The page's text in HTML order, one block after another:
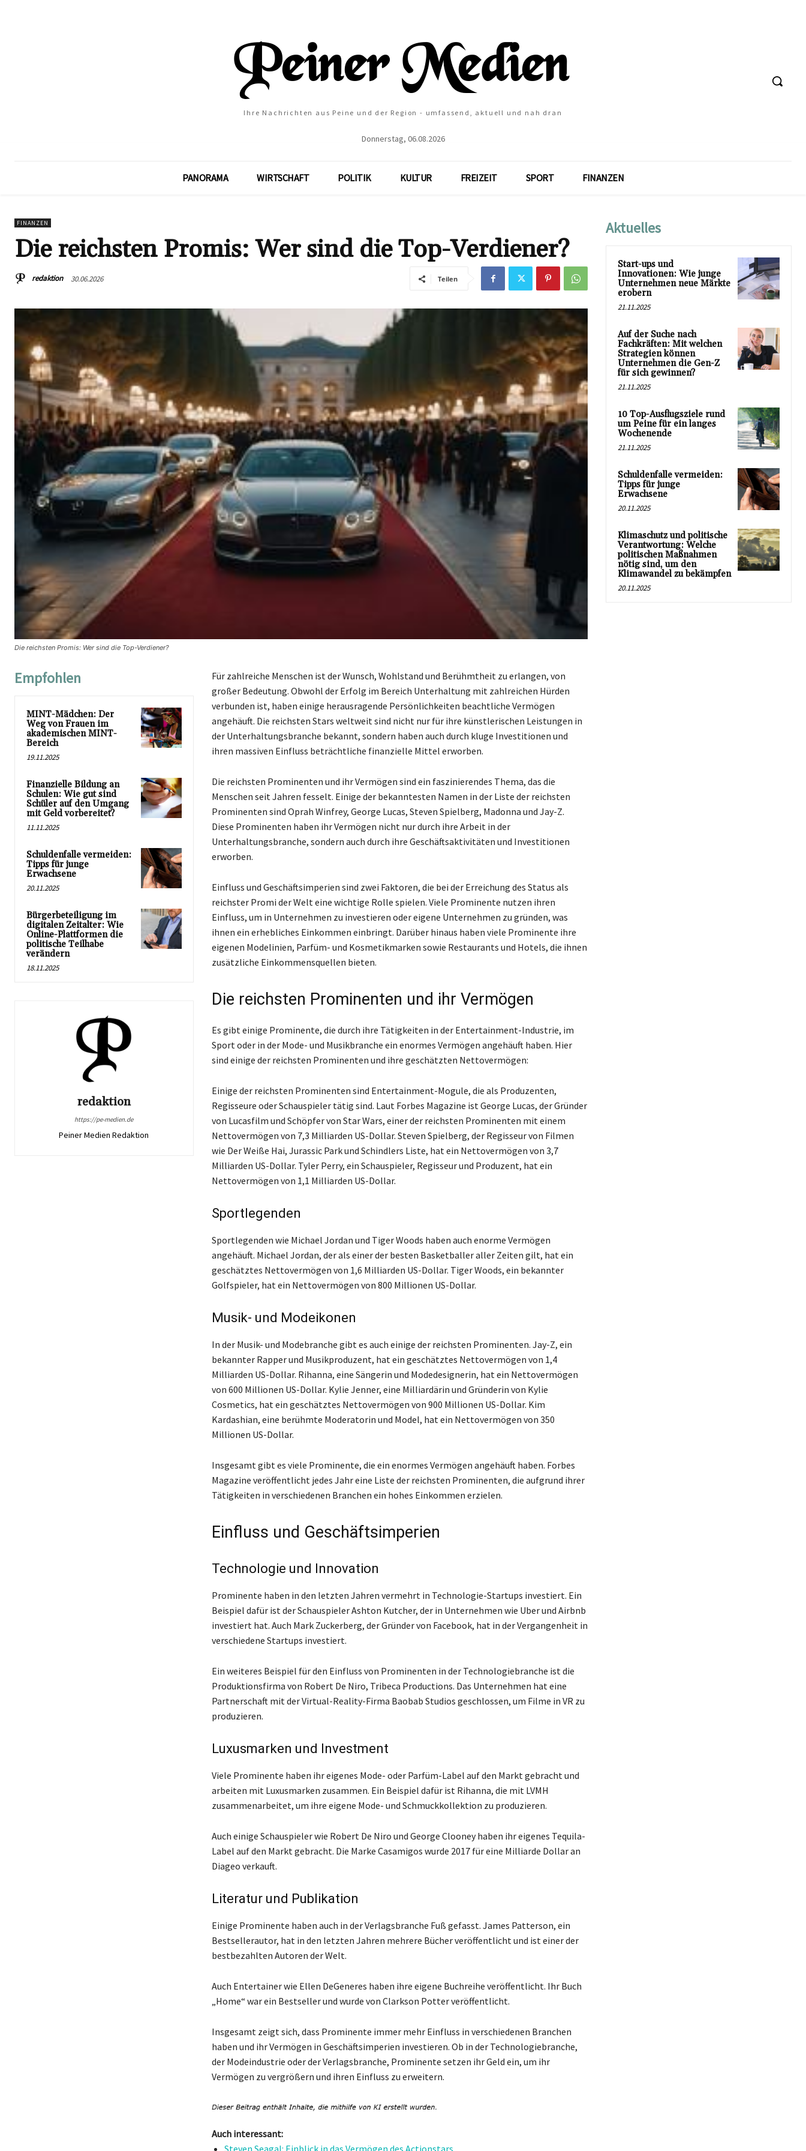
Ihre Nachrichten aus Peine und der Region - umfassend, aktuell und nah dran
Donnerstag, 06.08.2026
PANORAMA WIRTSCHAFT POLITIK KULTUR FREIZEIT SPORT FINANZEN
FINANZEN
Die reichsten Promis: Wer sind die Top-Verdiener?
redaktion 30.06.2026 Teilen
Die reichsten Promis: Wer sind die Top-Verdiener?
Empfohlen
MINT-Mädchen: Der
Weg von Frauen im
akademischen MINT-
Bereich
19.11.2025
Finanzielle Bildung an
Schulen: Wie gut sind
Schüler auf den Umgang
mit Geld vorbereitet?
11.11.2025
Schuldenfalle vermeiden:
Tipps für junge
Erwachsene
20.11.2025
Bürgerbeteiligung im
digitalen Zeitalter: Wie
Online-Plattformen die
politische Teilhabe
verändern
18.11.2025
redaktion
https://pe-medien.de
Peiner Medien Redaktion
Für zahlreiche Menschen ist der Wunsch, Wohlstand und Berühmtheit zu erlangen, von
großer Bedeutung. Obwohl der Erfolg im Bereich Unterhaltung mit zahlreichen Hürden
verbunden ist, haben einige herausragende Persönlichkeiten beachtliche Vermögen
angehäuft. Die reichsten Stars weltweit sind nicht nur für ihre künstlerischen Leistungen in
der Unterhaltungsbranche bekannt, sondern haben auch durch kluge Investitionen und
ihren massiven Einfluss beträchtliche finanzielle Mittel erworben.
Die reichsten Prominenten und ihr Vermögen sind ein faszinierendes Thema, das die
Menschen seit Jahren fesselt. Einige der bekanntesten Namen in der Liste der reichsten
Prominenten sind Oprah Winfrey, George Lucas, Steven Spielberg, Madonna und Jay-Z.
Diese Prominenten haben ihr Vermögen nicht nur durch ihre Arbeit in der
Unterhaltungsbranche, sondern auch durch ihre Geschäftsaktivitäten und Investitionen
erworben.
Einfluss und Geschäftsimperien sind zwei Faktoren, die bei der Erreichung des Status als
reichster Promi der Welt eine wichtige Rolle spielen. Viele Prominente nutzen ihren
Einfluss, um in Unternehmen zu investieren oder eigene Unternehmen zu gründen, was
ihnen ein erhebliches Einkommen einbringt. Darüber hinaus haben viele Prominente ihre
eigenen Modelinien, Parfüm- und Kosmetikmarken sowie Restaurants und Hotels, die ihnen
zusätzliche Einkommensquellen bieten.
Die reichsten Prominenten und ihr Vermögen
Es gibt einige Prominente, die durch ihre Tätigkeiten in der Entertainment-Industrie, im
Sport oder in der Mode- und Musikbranche ein enormes Vermögen angehäuft haben. Hier
sind einige der reichsten Prominenten und ihre geschätzten Nettovermögen:
Einige der reichsten Prominenten sind Entertainment-Mogule, die als Produzenten,
Regisseure oder Schauspieler tätig sind. Laut Forbes Magazine ist George Lucas, der Gründer
von Lucasfilm und Schöpfer von Star Wars, einer der reichsten Prominenten mit einem
Nettovermögen von 7,3 Milliarden US-Dollar. Steven Spielberg, der Regisseur von Filmen
wie Der Weiße Hai, Jurassic Park und Schindlers Liste, hat ein Nettovermögen von 3,7
Milliarden US-Dollar. Tyler Perry, ein Schauspieler, Regisseur und Produzent, hat ein
Nettovermögen von 1,1 Milliarden US-Dollar.
Sportlegenden
Sportlegenden wie Michael Jordan und Tiger Woods haben auch enorme Vermögen
angehäuft. Michael Jordan, der als einer der besten Basketballer aller Zeiten gilt, hat ein
geschätztes Nettovermögen von 1,6 Milliarden US-Dollar. Tiger Woods, ein bekannter
Golfspieler, hat ein Nettovermögen von 800 Millionen US-Dollar.
Musik- und Modeikonen
In der Musik- und Modebranche gibt es auch einige der reichsten Prominenten. Jay-Z, ein
bekannter Rapper und Musikproduzent, hat ein geschätztes Nettovermögen von 1,4
Milliarden US-Dollar. Rihanna, eine Sängerin und Modedesignerin, hat ein Nettovermögen
von 600 Millionen US-Dollar. Kylie Jenner, eine Milliardärin und Gründerin von Kylie
Cosmetics, hat ein geschätztes Nettovermögen von 900 Millionen US-Dollar. Kim
Kardashian, eine berühmte Moderatorin und Model, hat ein Nettovermögen von 350
Millionen US-Dollar.
Insgesamt gibt es viele Prominente, die ein enormes Vermögen angehäuft haben. Forbes
Magazine veröffentlicht jedes Jahr eine Liste der reichsten Prominenten, die aufgrund ihrer
Tätigkeiten in verschiedenen Branchen ein hohes Einkommen erzielen.
Einfluss und Geschäftsimperien
Technologie und Innovation
Prominente haben in den letzten Jahren vermehrt in Technologie-Startups investiert. Ein
Beispiel dafür ist der Schauspieler Ashton Kutcher, der in Unternehmen wie Uber und Airbnb
investiert hat. Auch Mark Zuckerberg, der Gründer von Facebook, hat in der Vergangenheit in
verschiedene Startups investiert.
Ein weiteres Beispiel für den Einfluss von Prominenten in der Technologiebranche ist die
Produktionsfirma von Robert De Niro, Tribeca Productions. Das Unternehmen hat eine
Partnerschaft mit der Virtual-Reality-Firma Baobab Studios geschlossen, um Filme in VR zu
produzieren.
Luxusmarken und Investment
Viele Prominente haben ihr eigenes Mode- oder Parfüm-Label auf den Markt gebracht und
arbeiten mit Luxusmarken zusammen. Ein Beispiel dafür ist Rihanna, die mit LVMH
zusammenarbeitet, um ihre eigene Mode- und Schmuckkollektion zu produzieren.
Auch einige Schauspieler wie Robert De Niro und George Clooney haben ihr eigenes Tequila-
Label auf den Markt gebracht. Die Marke Casamigos wurde 2017 für eine Milliarde Dollar an
Diageo verkauft.
Literatur und Publikation
Einige Prominente haben auch in der Verlagsbranche Fuß gefasst. James Patterson, ein
Bestsellerautor, hat in den letzten Jahren mehrere Bücher veröffentlicht und ist einer der
bestbezahlten Autoren der Welt.
Auch Entertainer wie Ellen DeGeneres haben ihre eigene Buchreihe veröffentlicht. Ihr Buch
„Home“ war ein Bestseller und wurde von Clarkson Potter veröffentlicht.
Insgesamt zeigt sich, dass Prominente immer mehr Einfluss in verschiedenen Branchen
haben und ihr Vermögen in Geschäftsimperien investieren. Ob in der Technologiebranche,
der Modeindustrie oder der Verlagsbranche, Prominente setzen ihr Geld ein, um ihr
Vermögen zu vergrößern und ihren Einfluss zu erweitern.
Auch interessant:
Steven Seagal: Einblick in das Vermögen des Actionstars
Aktuelles
Start-ups und
Innovationen: Wie junge
Unternehmen neue Märkte
erobern
21.11.2025
Auf der Suche nach
Fachkräften: Mit welchen
Strategien können
Unternehmen die Gen-Z
für sich gewinnen?
21.11.2025
10 Top-Ausflugsziele rund
um Peine für ein langes
Wochenende
21.11.2025
Schuldenfalle vermeiden:
Tipps für junge
Erwachsene
20.11.2025
Klimaschutz und politische
Verantwortung: Welche
politischen Maßnahmen
nötig sind, um den
Klimawandel zu bekämpfen
20.11.2025